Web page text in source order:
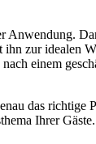
Anwendung.
ihn zur idealen
einem
das richtige
Ihrer Gäste.